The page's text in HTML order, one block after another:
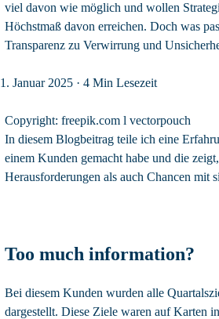
viel davon wie möglich und wollen
Höchstmaß davon erreichen. Doch was
Transparenz zu Verwirrung und
Januar 2025 · 4 Min Lesezeit
Copyright: freepik.com l vectorpouch
In diesem Blogbeitrag teile ich eine
einem Kunden gemacht habe und die
Herausforderungen als auch Chancen mit
Too much information?
Bei diesem Kunden wurden alle
dargestellt. Diese Ziele waren auf Karten